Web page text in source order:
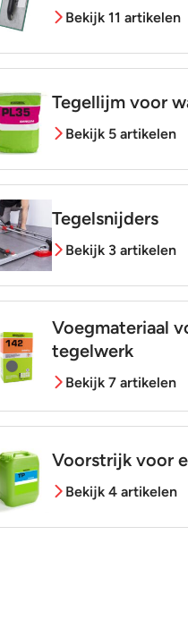
Bekijk 11 artikelen
Tegellijm voor
Bekijk 5 artikelen
Tegelsnijders
Bekijk 3 artikelen
Voegmateriaal
tegelwerk
Bekijk 7 artikelen
Voorstrijk voor
Bekijk 4 artikelen